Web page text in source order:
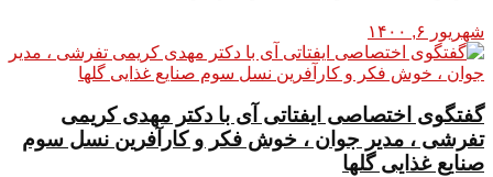
شهریور ۶, ۱۴۰۰
گفتگوی اختصاصی ایفتاتی آی با دکتر مهدی کریمی
تفرشی ، مدیر جوان ، خوش فکر و کارآفرین نسل سوم
صنایع غذایی گلها